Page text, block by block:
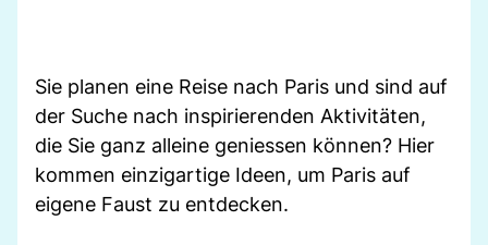
Sie planen eine Reise nach Paris und sind auf
der Suche nach inspirierenden Aktivitäten,
die Sie ganz alleine geniessen können? Hier
kommen einzigartige Ideen, um Paris auf
eigene Faust zu entdecken.